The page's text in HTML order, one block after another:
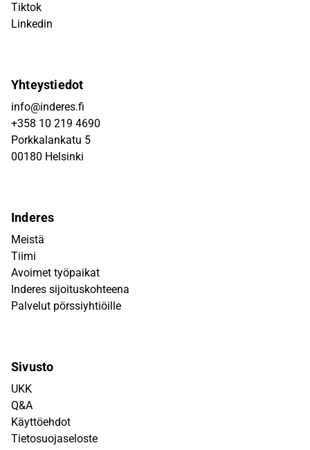
Tiktok
Linkedin
Yhteystiedot
info@inderes.fi
+358 10 219 4690
Porkkalankatu 5
00180 Helsinki
Inderes
Meistä
Tiimi
Avoimet työpaikat
Inderes sijoituskohteena
Palvelut pörssiyhtiöille
Sivusto
UKK
Q&A
Käyttöehdot
Tietosuojaseloste